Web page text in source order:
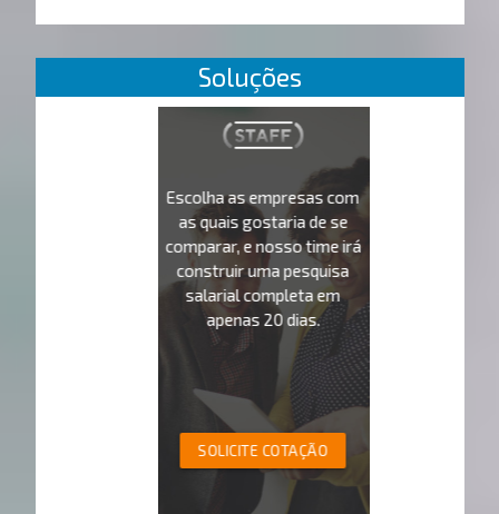
Soluções
Escolha as empresas com
as quais gostaria de se
comparar, e nosso time irá
construir uma pesquisa
salarial completa em
apenas 20 dias.
SOLICITE COTAÇÃO